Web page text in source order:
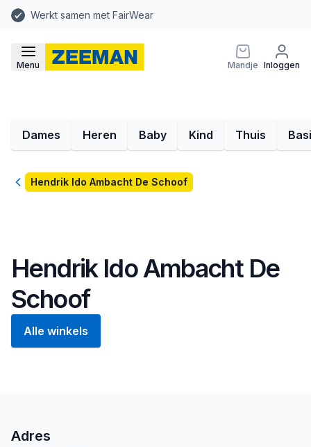
Werkt samen met FairWear
Menu Mandje Inloggen
Dames Heren Baby Kind Thuis
TerugHendrik Ido Ambacht De Schoof
Hendrik Ido Ambacht De
Schoof
Alle winkels
Adres